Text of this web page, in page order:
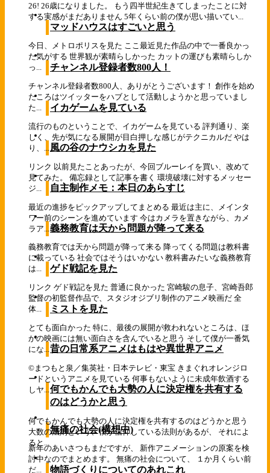
26! 26歳になりました。 もう四半世紀生きてしまったことに対
する実感がまだありません 5年くらい前の僕が思い描いてい...
マッドハウスはすごいと思う
今日、メトロポリスを見た ここ最近見た作品の中で一番良かっ
た気がする 世界観が素晴らしかった カットの運びも素晴らしか
っ...
チャンネル登録者数800人！
チャンネル登録者数800人、ありがとうございます！ 創作を始め
たころはツイッターをハブとして活動しようかと思っていまし
た...
イカゲームを見ている
流行のものということで、イカゲームを見ている 評判通り、楽
しく、先が気になる展開が目白押しな感じがテクニカルだ やは
り、...風の谷のナウシカを見た
リンク 以前見たことあったが、今回ブルーレイを買い、改めて
見てみた。 備忘録として記事を書く 環境破壊に対するメッセー
ジ...
自主制作メモ：本日のあらすじ
最近の進捗をピックアップしてまとめる 最近は主に、メインタ
ワー前のシーンを進めています 今はカメラを置きながら、カメ
ラア... 義務教育は天から問題が降って来る
義務教育では天から問題が降って来る 降ってくる問題は教科書
に載っている 社会ではそうはいかない 教科書みたいな義務教育
は...
ゲド戦記を見た
リンク ゲド戦記を見た 普通に良かった 宮崎駿の息子、宮崎吾郎
監督の初監督作品で、スタジオジブリ制作のアニメ映画だ 全
体...
ミストを見た
とても面白かった 特に、最後の展開が救われないところは、ほ
かの映画には無い面白さを含んでいると思う そして僕が一番気
にな...昔の日常系アニメはもはや異世界アニメ
©まつもと泉／集英社・日本テレビ・東宝 きまぐれオレンジロ
ードというアニメを見ている 何事もないように未成年飲酒する
しヤ... 何でもかんでも大勢の人に決定権を共有する
のはどうかと思う
何でもかんでも大勢の人に決定権を共有するのはどうかと思う
大数の法則という、僕が信仰している法則があるが、 それによ
ると...
無痛の社会(構想中)
新年のあいさつもまだですが、 新作アニメーションの原案を検
討中なのでまとめます。 無痛の社会について、 １か月くらい前
だ...
物語づくりについてのあれこれ